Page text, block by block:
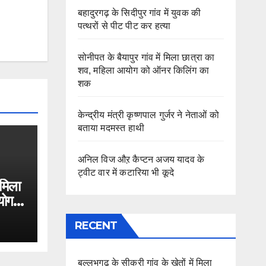
बहादुरगढ़ के सिदीपुर गांव में युवक की
पत्थरों से पीट पीट कर हत्या
सोनीपत के बैयापुर गांव में मिला छात्रा का
शव, महिला आयोग को ऑनर किलिंग का
शक
केन्द्रीय मंत्री कृष्णपाल गुर्जर ने नेताओं को
बताया मदमस्त हाथी
अनिल विज औऱ कैप्टन अजय यादव के
ट्वीट वार में कटारिया भी कूदे
RECENT
बल्लभगढ़ के सीकरी गांव के खेतों में मिला